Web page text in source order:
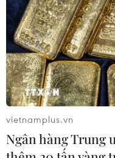
#Trái cây Việt Nam
#Trái cây xuất khẩu
vietnamplus.vn
Ngân hàng Trung